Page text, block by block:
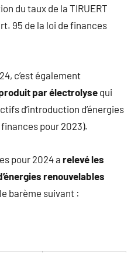
du taux de la TIRUERT
95 de la loi de finances
c’est également
par électrolyse qui
d’introduction d’énergies
pour 2023).
pour 2024 a relevé les
renouvelables
barème suivant :